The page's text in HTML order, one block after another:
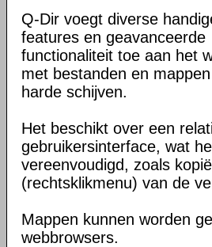
Q-Dir voegt diverse
features en geavanceerde
functionaliteit toe aan het
met bestanden en
harde schijven.
Het beschikt over een
gebruikersinterface, wat
vereenvoudigd, zoals
(rechtsklikmenu) van de
Mappen kunnen worden
webbrowsers.